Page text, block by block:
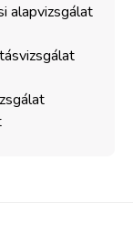
alapvizsgálat